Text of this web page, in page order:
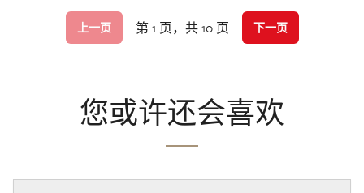
上一页 第 1 页，共 10 页 下一页
您或许还会喜欢